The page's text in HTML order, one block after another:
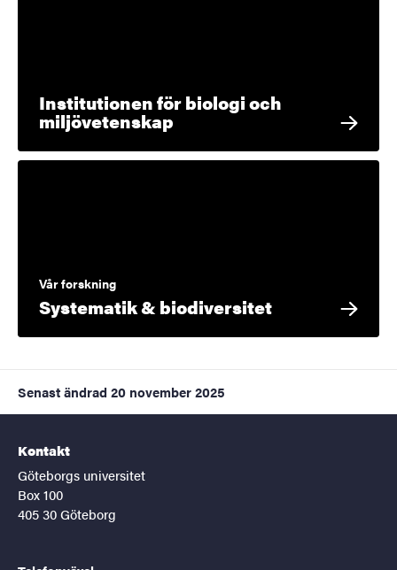
Institutionen för biologi och
miljövetenskap
Vår forskning
Systematik & biodiversitet
Senast ändrad 20 november 2025
Kontakt
Göteborgs universitet
Box 100
405 30 Göteborg